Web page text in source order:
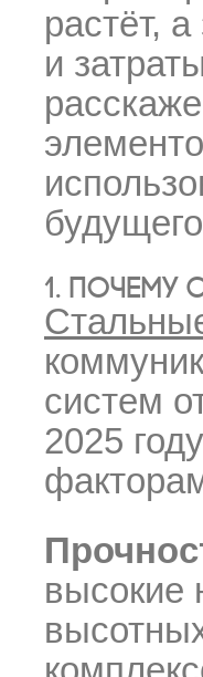
растёт,
и
1. Почему
систем
2025
высокие